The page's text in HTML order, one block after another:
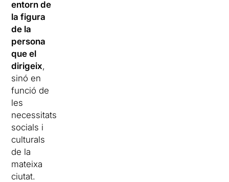
entorn de
la figura
de la
persona
que el
dirigeix,
sinó en
funció de
les
necessitats
socials i
culturals
de la
mateixa
ciutat.